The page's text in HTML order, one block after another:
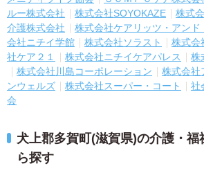
ルー株式会社
株式会社SOYOKAZE 株式
介護株式会社
株式会社ケアリッツ・アンド
会社ニチイ学館
株式会社ソラスト 株式会
社ケア２１
株式会社ニチイケアパレス
株
株式会社川島コーポレーション
株式会社
ンウェルズ
株式会社スーパー・コート
社
会
犬上郡多賀町(滋賀県)の介護・福
ら探す